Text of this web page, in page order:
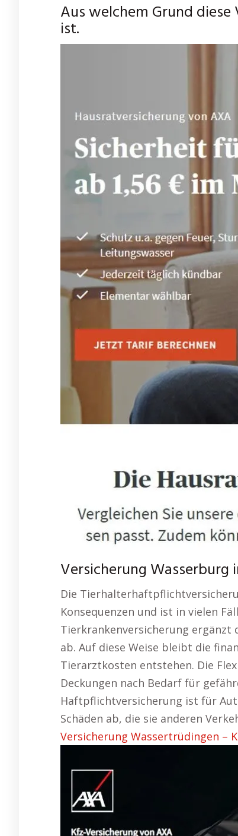
Aus welchem Grund
ist.
Versicherung Wasserburg
Die
Konsequenzen und ist in vielen
Tierkrankenversicherung
ab. Auf diese Weise bleibt die
Tierarztkosten entstehen. Die
Deckungen nach Bedarf für
Haftpflichtversicherung ist für
Schäden ab, die sie anderen
Versicherung Wassertrüdingen –